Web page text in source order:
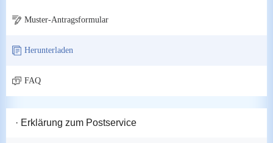
Muster-Antragsformular
Herunterladen
FAQ
· Erklärung zum Postservice